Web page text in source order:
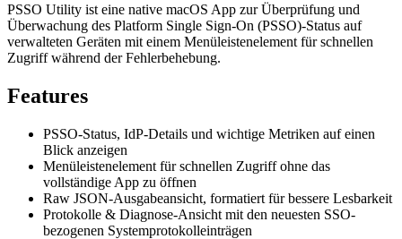
PSSO Utility ist eine native macOS App zur Überprüfung und
Überwachung des Platform Single Sign-On (PSSO)-Status auf
verwalteten Geräten mit einem Menüleistenelement für schnellen
Zugriff während der Fehlerbehebung.
Features
PSSO-Status, IdP-Details und wichtige Metriken auf einen
Blick anzeigen
Menüleistenelement für schnellen Zugriff ohne das
vollständige App zu öffnen
Raw JSON-Ausgabeansicht, formatiert für bessere Lesbarkeit
Protokolle & Diagnose-Ansicht mit den neuesten SSO-
bezogenen Systemprotokolleinträgen